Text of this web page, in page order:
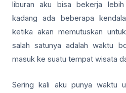
liburan aku bisa bekerja
kadang ada beberapa
ketika akan memutuskan
salah satunya adalah waktu
masuk ke suatu tempat wisata
Sering kali aku punya waktu